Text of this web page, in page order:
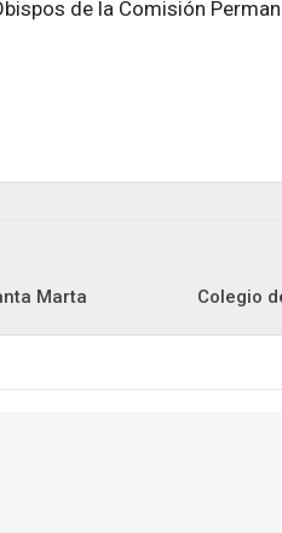
de la Comisión
Marta Colegio